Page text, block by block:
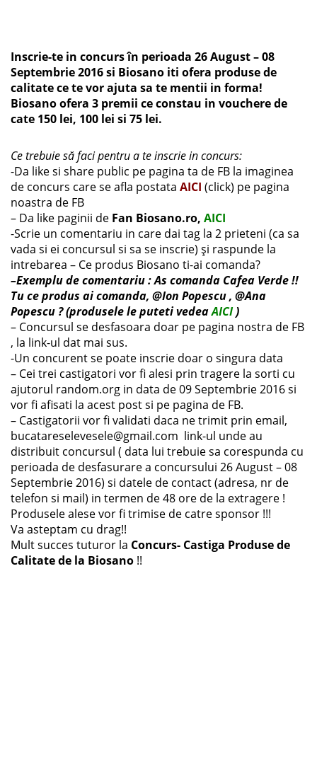
Inscrie-te in concurs în perioada 26 August – 08
Septembrie 2016 si Biosano iti ofera produse de
calitate ce te vor ajuta sa te mentii in forma!
Biosano ofera 3 premii ce constau in vouchere de
cate 150 lei, 100 lei si 75 lei.
Ce trebuie să faci pentru a te inscrie in concurs:
-Da like si share public pe pagina ta de FB la imaginea
de concurs care se afla postata AICI (click) pe pagina
noastra de FB
– Da like paginii de Fan Biosano.ro, AICI
-Scrie un comentariu in care dai tag la 2 prieteni (ca sa
vada si ei concursul si sa se inscrie) și raspunde la
intrebarea – Ce produs Biosano ti-ai comanda?
–Exemplu de comentariu : As comanda Cafea Verde !!
Tu ce produs ai comanda, @Ion Popescu , @Ana
Popescu ? (produsele le puteti vedeaAICI)
– Concursul se desfasoara doar pe pagina nostra de FB
, la link-ul dat mai sus.
-Un concurent se poate inscrie doar o singura data
– Cei trei castigatori vor fi alesi prin tragere la sorti cu
ajutorul random.org in data de 09 Septembrie 2016 si
vor fi afisati la acest post si pe pagina de FB.
– Castigatorii vor fi validati daca ne trimit prin email,
bucatareselevesele@gmail.com link-ul unde au
distribuit concursul ( data lui trebuie sa corespunda cu
perioada de desfasurare a concursului 26 August – 08
Septembrie 2016) si datele de contact (adresa, nr de
telefon si mail) in termen de 48 ore de la extragere !
Produsele alese vor fi trimise de catre sponsor !!!
Va asteptam cu drag!!
Mult succes tuturor la Concurs- Castiga Produse de
Calitate de la Biosano !!